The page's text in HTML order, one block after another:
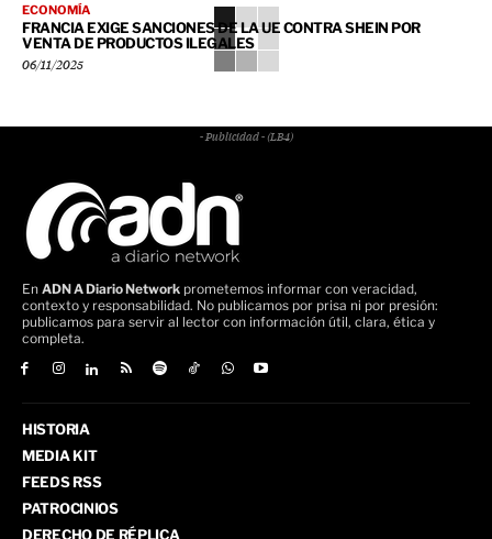
ECONOMÍA
FRANCIA EXIGE SANCIONES DE LA UE CONTRA SHEIN POR
VENTA DE PRODUCTOS ILEGALES
06/11/2025
- Publicidad - (LB4)
En ADN A Diario Network prometemos informar con veracidad,
contexto y responsabilidad. No publicamos por prisa ni por presión:
publicamos para servir al lector con información útil, clara, ética y
completa.
HISTORIA
MEDIA KIT
FEEDS RSS
PATROCINIOS
DERECHO DE RÉPLICA